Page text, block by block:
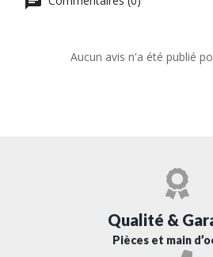
Aucun avis n'a été publié
Qualité &
Pièces et main